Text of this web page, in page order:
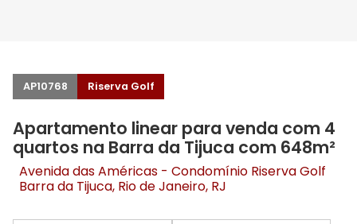
AP10768 Riserva Golf
Apartamento linear para venda com 4
quartos na Barra da Tijuca com 648m²
Avenida das Américas - Condomínio Riserva Golf
Barra da Tijuca, Rio de Janeiro, RJ